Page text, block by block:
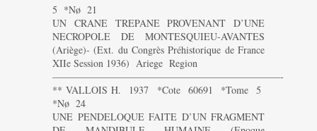
5 *Nø 21
UN CRANE TREPANE PROVENANT D’UNE
NECROPOLE DE MONTESQUIEU-AVANTES
(Ariège)- (Ext. du Congrès Préhistorique de France
XIIe Session 1936) Ariege Region
———————————————————————-
** VALLOIS H. 1937 *Cote 60691 *Tome 5
*Nø 24
UNE PENDELOQUE FAITE D’UN FRAGMENT